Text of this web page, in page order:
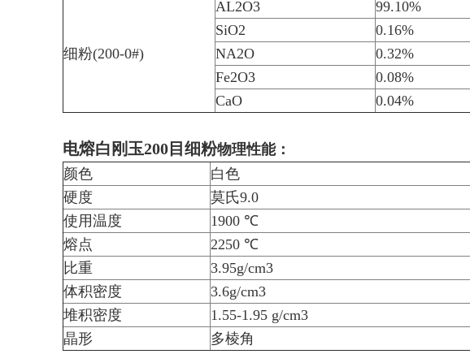
细粉(200-0#)
AL2O3
99.10%
SiO2
0.16%
NA2O
0.32%
Fe2O3
0.08%
CaO
0.04%
电熔白刚玉200目细粉物理性能：
颜色
白色
硬度
莫氏9.0
使用温度
1900 ℃
熔点
2250 ℃
比重
3.95g/cm3
体积密度
3.6g/cm3
堆积密度
1.55-1.95 g/cm3
晶形
多棱角